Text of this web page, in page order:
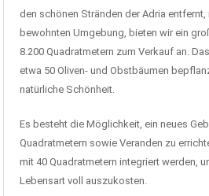
den schönen Stränden der Adria
bewohnten Umgebung, bieten wir ein
8.200 Quadratmetern zum Verkauf an.
etwa 50 Oliven- und Obstbäumen
natürliche Schönheit.
Es besteht die Möglichkeit, ein neues
Quadratmetern sowie Veranden zu
mit 40 Quadratmetern integriert werden,
Lebensart voll auszukosten.